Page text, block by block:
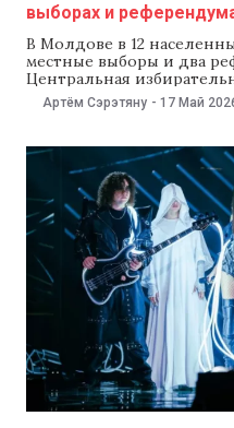
выборах и
В Молдове в 12
местные выборы и два
Центральная
участках ожидают около
данным ЦИК, в 07:00
69 750 человек. В
Артём Сэрэтяну - 17 Май